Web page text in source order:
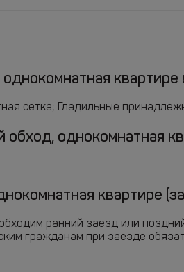
квартире
сетка; Гладильные
обход, однокомнатная
квартире
ранний заезд или
гражданам при заезде